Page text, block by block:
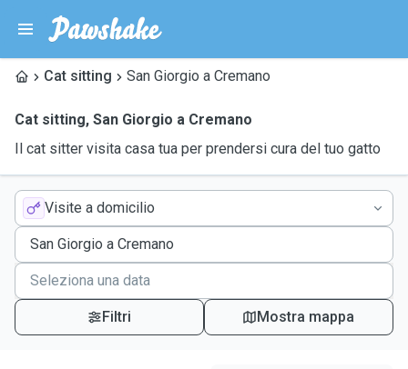
Cat sitting San Giorgio a Cremano
Cat sitting, San Giorgio a Cremano
Il cat sitter visita casa tua per prendersi cura del tuo gatto
Visite a domicilio
Filtri Mostra mappa